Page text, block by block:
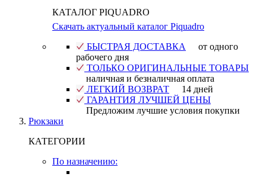
КАТАЛОГ PIQUADRO
Скачать актуальный каталог Piquadro
БЫСТРАЯ ДОСТАВКА
от одного
рабочего дня
ТОЛЬКО ОРИГИНАЛЬНЫЕ ТОВАРЫ
наличная и безналичная оплата
ЛЕГКИЙ ВОЗВРАТ
14 дней
ГАРАНТИЯ ЛУЧШЕЙ ЦЕНЫ
Предложим лучшие условия покупки
Рюкзаки
КАТЕГОРИИ
По назначению: